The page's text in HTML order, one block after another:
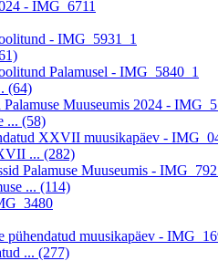
(64)
... (58)
... (282)
... (114)
... (277)